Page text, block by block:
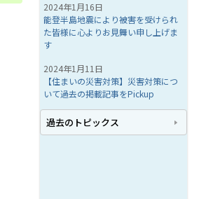
2024年1月16日
能登半島地震により被害を受けられ
た皆様に心よりお見舞い申し上げま
す
2024年1月11日
【住まいの災害対策】災害対策につ
いて過去の掲載記事をPickup
過去のトピックス